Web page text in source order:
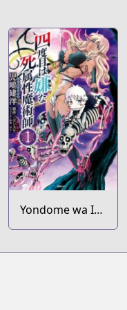
Yondome wa Iya
na Shizokusei